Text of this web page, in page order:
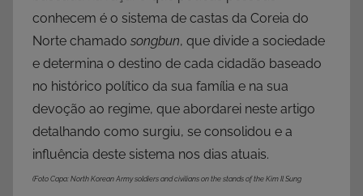
conhecem é o sistema de castas da Coreia do
Norte chamado songbun, que divide a sociedade
e determina o destino de cada cidadão baseado
no histórico político da sua família e na sua
devoção ao regime, que abordarei neste artigo
detalhando como surgiu, se consolidou e a
influência deste sistema nos dias atuais.
(Foto Capa: North Korean Army soldiers and civilians on the stands of the Kim Il Sung